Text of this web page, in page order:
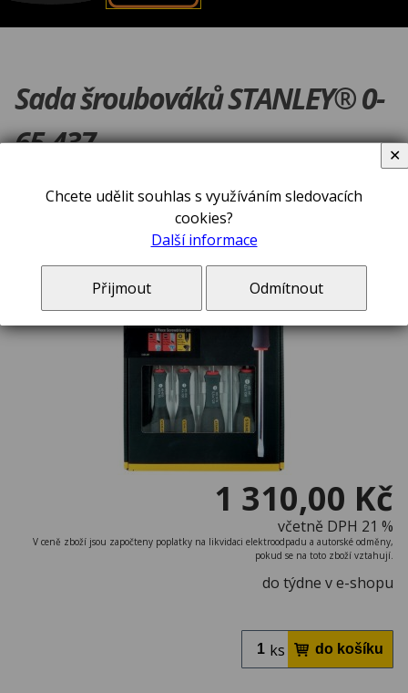
Sada šroubováků STANLEY® 0-
65-437
1 310,00 Kč
včetně DPH 21 %
V ceně zboží jsou započteny poplatky na likvidaci elektroodpadu a autorské odměny,
pokud se na toto zboží vztahují.
do týdne v e-shopu
ks
Chcete udělit souhlas s využíváním sledovacích
cookies?
Další informace
Přijmout Odmítnout
✕